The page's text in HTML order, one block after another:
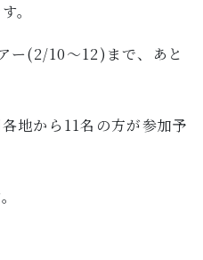
。
ー(2/10～12)まで、あと
地から11名の方が参加予